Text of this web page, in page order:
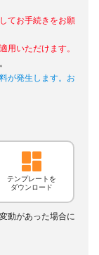
てお手続きをお願
用いただけます。
が発生します。お
テンプレートを
ダウンロード
動があった場合に